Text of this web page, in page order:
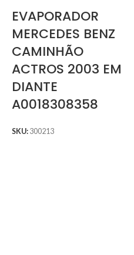
EVAPORADOR
MERCEDES BENZ
CAMINHÃO
ACTROS 2003 EM
DIANTE
A0018308358
SKU: 300213